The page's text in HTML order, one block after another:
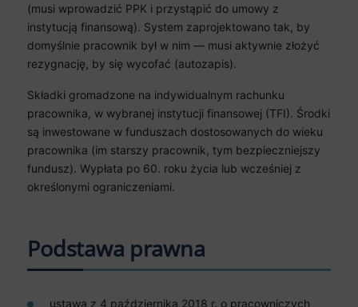
(musi wprowadzić PPK i przystąpić do umowy z
instytucją finansową). System zaprojektowano tak, by
domyślnie pracownik był w nim — musi aktywnie złożyć
rezygnację, by się wycofać (autozapis).
Składki gromadzone na indywidualnym rachunku
pracownika, w wybranej instytucji finansowej (TFI). Środki
są inwestowane w funduszach dostosowanych do wieku
pracownika (im starszy pracownik, tym bezpieczniejszy
fundusz). Wypłata po 60. roku życia lub wcześniej z
określonymi ograniczeniami.
Podstawa prawna
ustawa z 4 października 2018 r. o pracowniczych